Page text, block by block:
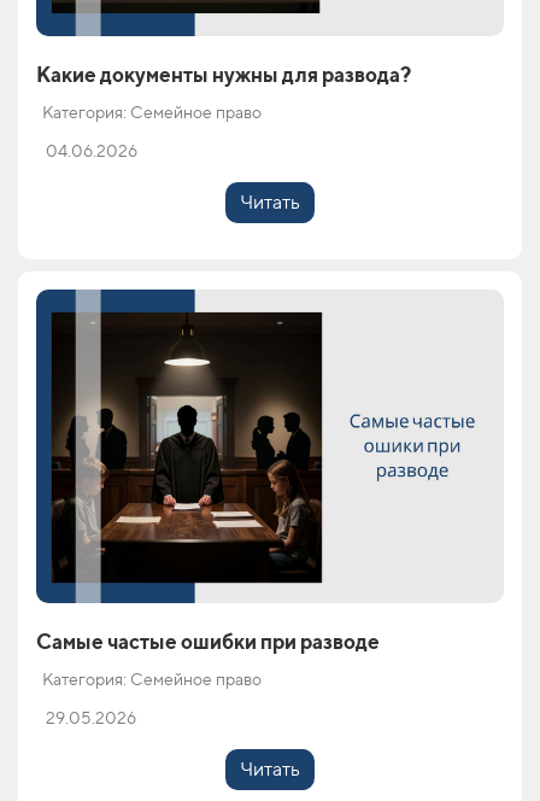
Какие документы нужны для развода?
Категория: Семейное право
04.06.2026
Читать
Самые частые ошибки при разводе
Категория: Семейное право
29.05.2026
Читать